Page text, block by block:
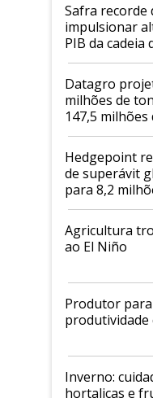
Safra recorde
impulsionar
PIB da cadeia
biodiesel em
Datagro
milhões de
147,5 milhões
2026/27
Hedgepoint
de superávit
para 8,2
Agricultura
ao El Niño
Produtor
produtividade
Inverno:
hortaliças e